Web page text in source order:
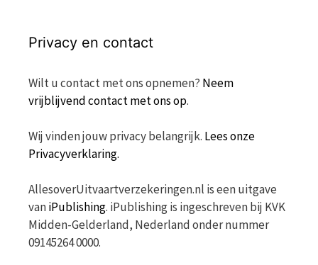
Privacy en contact
Wilt u contact met ons opnemen? Neem
vrijblijvend contact met ons op.
Wij vinden jouw privacy belangrijk. Lees onze
Privacyverklaring.
AllesoverUitvaartverzekeringen.nl is een uitgave
vaniPublishing. iPublishing is ingeschreven bij KVK
Midden-Gelderland, Nederland onder nummer
09145264 0000.